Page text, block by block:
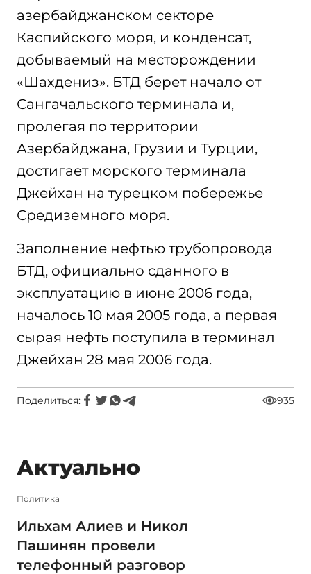
азербайджанском секторе
Каспийского моря, и конденсат,
добываемый на месторождении
«Шахдениз». БТД берет начало от
Сангачальского терминала и,
пролегая по территории
Азербайджана, Грузии и Турции,
достигает морского терминала
Джейхан на турецком побережье
Средиземного моря.
Заполнение нефтью трубопровода
БТД, официально сданного в
эксплуатацию в июне 2006 года,
началось 10 мая 2005 года, а первая
сырая нефть поступила в терминал
Джейхан 28 мая 2006 года.
Поделиться: 935
Актуально
Политика
Ильхам Алиев и Никол
Пашинян провели
телефонный разговор